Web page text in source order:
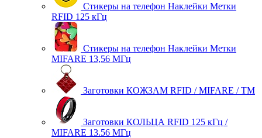
Стикеры на телефон Наклейки Метки
RFID 125 кГц
Стикеры на телефон Наклейки Метки
MIFARE 13,56 МГц
Заготовки КОЖЗАМ RFID / MIFARE / TM
Заготовки КОЛЬЦА RFID 125 кГц /
MIFARE 13.56 МГц